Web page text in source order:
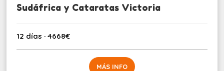
Sudáfrica y Cataratas Victoria
12 días · 4668€
MÁS INFO